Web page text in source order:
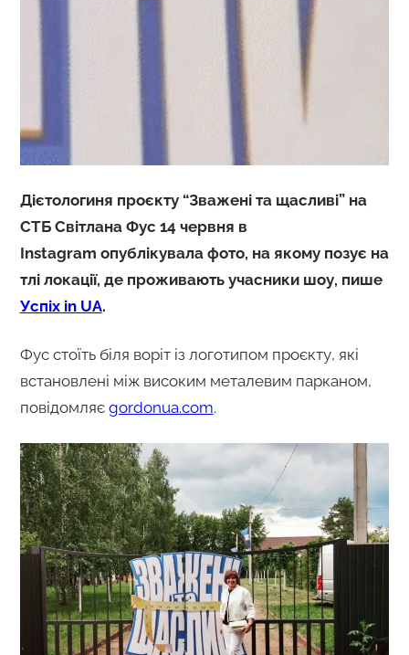
Дієтологиня проєкту “Зважені та щасливі” на
СТБ Світлана Фус 14 червня в
Instagram опублікувала фото, на якому позує на
тлі локації, де проживають учасники шоу, пише
Успіх in UA.
Фус стоїть біля воріт із логотипом проєкту, які
встановлені між високим металевим парканом,
повідомляє gordonua.com.